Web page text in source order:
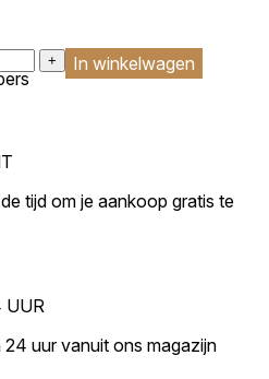
+ In winkelwagen
tijd om je aankoop gratis te
UUR
uur vanuit ons magazijn